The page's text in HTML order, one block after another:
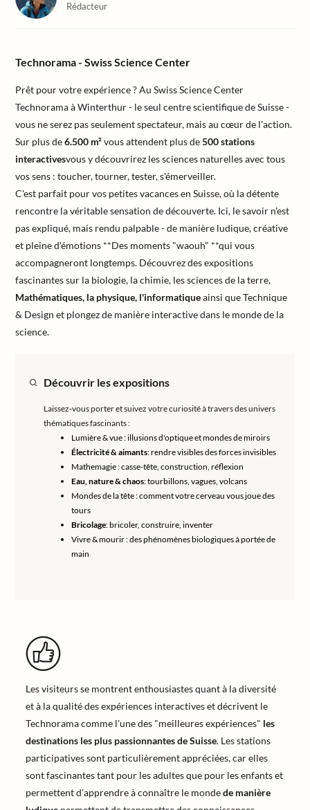
Technorama - Swiss Science Center
Prêt pour votre expérience ? Au Swiss Science Center
Technorama à Winterthur - le seul centre scientifique de Suisse -
vous ne serez pas seulement spectateur, mais au cœur de l'action.
Sur plus de6.500 m²vous attendent plus de500 stations
interactivesvous y découvrirez les sciences naturelles avec tous
vos sens : toucher, tourner, tester, s'émerveiller.
C'est parfait pour vos petites vacances en Suisse, où la détente
rencontre la véritable sensation de découverte. Ici, le savoir n'est
pas expliqué, mais rendu palpable - de manière ludique, créative
et pleine d'émotions **Des moments "waouh" **qui vous
accompagneront longtemps. Découvrez des expositions
fascinantes sur la biologie, la chimie, les sciences de la terre,
Mathématiques, la physique, l'informatiqueainsi que Technique
& Design et plongez de manière interactive dans le monde de la
science.
Découvrir les expositions
Laissez-vous porter et suivez votre curiosité à travers des univers
thématiques fascinants :
Lumière & vue : illusions d'optique et mondes de miroirs
Électricité & aimants: rendre visibles des forces invisibles
Mathemagie : casse-tête, construction, réflexion
Eau, nature & chaos: tourbillons, vagues, volcans
Mondes de la tête : comment votre cerveau vous joue des
tours
Bricolage: bricoler, construire, inventer
Vivre & mourir : des phénomènes biologiques à portée de
main
Les visiteurs se montrent enthousiastes quant à la diversité
et à la qualité des expériences interactives et décrivent le
Technorama comme l'une des "meilleures expériences" les
destinations les plus passionnantes de Suisse. Les stations
participatives sont particulièrement appréciées, car elles
sont fascinantes tant pour les adultes que pour les enfants et
permettent d'apprendre à connaître le mondede manière
Rédacteur